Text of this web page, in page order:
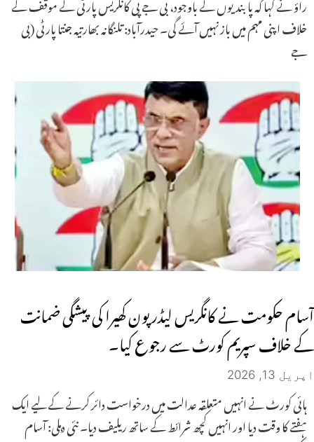
خلاف اپنی مہم میں باز نہیں آئے گی۔ حیدرآباد: تلنگانہ بھارتیہ جنتا پارٹی (بی
جے
آسام حکومت نے کانگریس لیڈر پون کھیرا کی پیشگی ضمانت
کے خلاف سپریم کورٹ سے رجوع کیا۔
اپریل 13, 2026
ہائی کورٹ نے انہیں متعلقہ عدالت میں درخواست دائر کرنے کے لیے ایک
ہفتے کا وقت دیا اور انہیں کچھ شرائط کے ساتھ ریلیف دیا۔ نئی دہلی: آسام